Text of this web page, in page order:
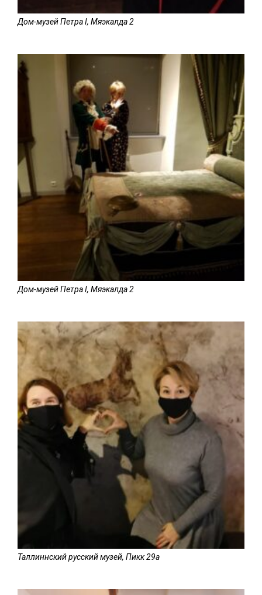
Дом-музей Петра I, Мяэкалда 2
Дом-музей Петра I, Мяэкалда 2
Таллиннский русский музей, Пикк 29а